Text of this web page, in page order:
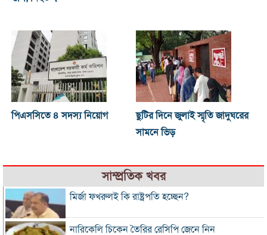
পিএসসিতে ৪ সদস্য নিয়োগ
ছুটির দিনে জুলাই স্মৃতি জাদুঘরের
সামনে ভিড়
সাম্প্রতিক খবর
মির্জা ফখরুলই কি রাষ্ট্রপতি হচ্ছেন?
নারিকেলি চিকেন তৈরির রেসিপি জেনে নিন